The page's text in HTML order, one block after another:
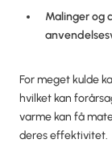
Malinger og
For meget kulde
hvilket kan
varme kan få
deres effektivitet.